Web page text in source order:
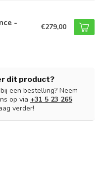
- €279,00
dit product?
een bestelling? Neem
op via +31 5 23 265
verder!